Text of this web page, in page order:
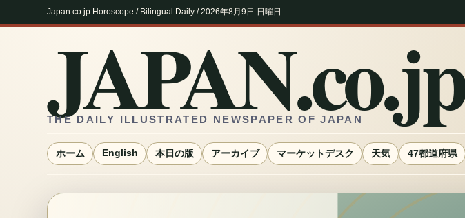
Japan.co.jp Horoscope / Bilingual Daily / 2026年8月9日 日曜日
JAPAN.co.jp
THE DAILY ILLUSTRATED NEWSPAPER OF JAPAN
ホーム English 本日の版 アーカイブ マーケットデスク 天気 47都道府県